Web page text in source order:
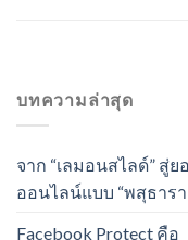
บทความล่าสุด
จาก “เลมอนสไลด์” สู่
ออนไลน์แบบ “พสุธารา
Facebook Protect คือ